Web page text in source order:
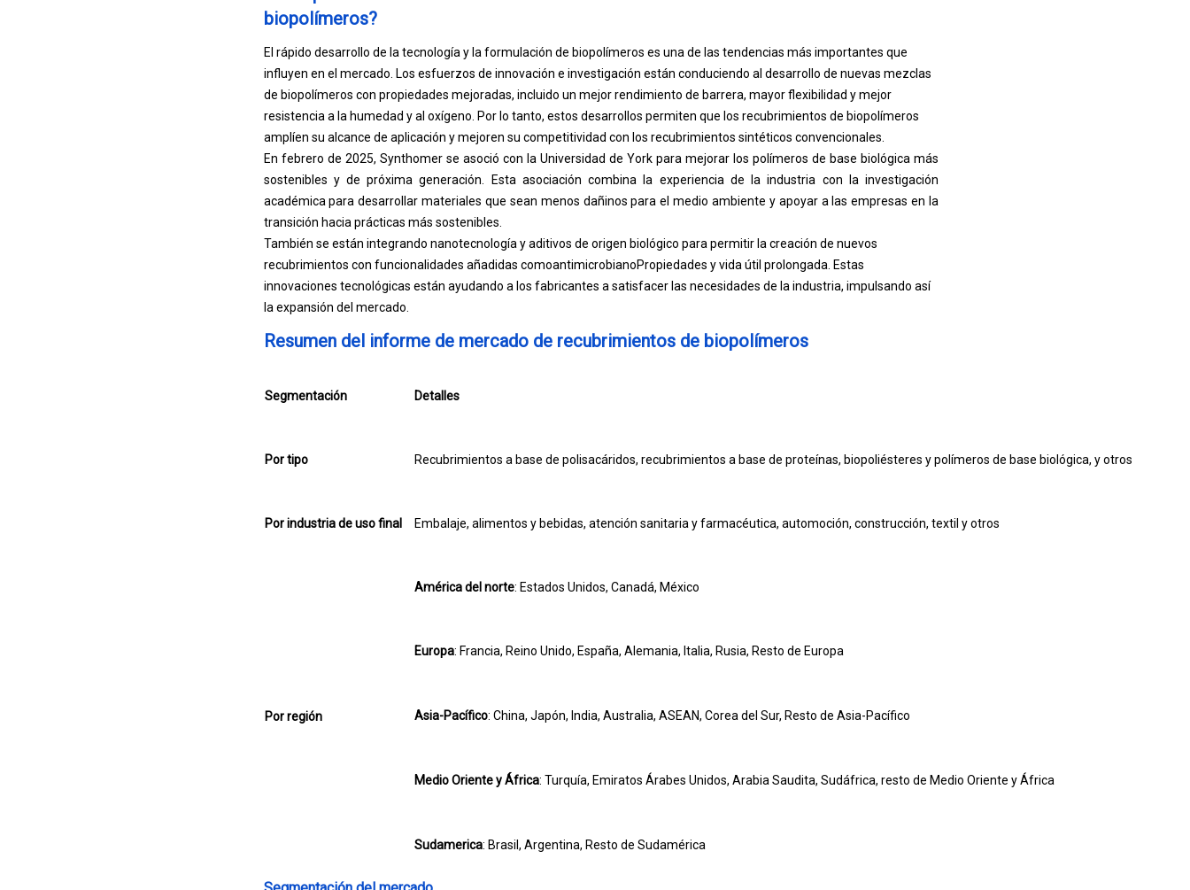
biopolímeros?
El rápido desarrollo de la tecnología y la formulación de biopolímeros es una de las tendencias más importantes que
influyen en el mercado. Los esfuerzos de innovación e investigación están conduciendo al desarrollo de nuevas mezclas
de biopolímeros con propiedades mejoradas, incluido un mejor rendimiento de barrera, mayor flexibilidad y mejor
resistencia a la humedad y al oxígeno. Por lo tanto, estos desarrollos permiten que los recubrimientos de biopolímeros
amplíen su alcance de aplicación y mejoren su competitividad con los recubrimientos sintéticos convencionales.
En febrero de 2025, Synthomer se asoció con la Universidad de York para mejorar los polímeros de base biológica más
sostenibles y de próxima generación. Esta asociación combina la experiencia de la industria con la investigación
académica para desarrollar materiales que sean menos dañinos para el medio ambiente y apoyar a las empresas en la
transición hacia prácticas más sostenibles.
También se están integrando nanotecnología y aditivos de origen biológico para permitir la creación de nuevos
recubrimientos con funcionalidades añadidas comoantimicrobianoPropiedades y vida útil prolongada. Estas
innovaciones tecnológicas están ayudando a los fabricantes a satisfacer las necesidades de la industria, impulsando así
la expansión del mercado.
Resumen del informe de mercado de recubrimientos de biopolímeros
Segmentación Detalles
Por tipo Recubrimientos a base de polisacáridos, recubrimientos a base de proteínas, biopoliésteres y polímeros de base biológica, y otros
Por industria de uso final Embalaje, alimentos y bebidas, atención sanitaria y farmacéutica, automoción, construcción, textil y otros
Por región
América del norte: Estados Unidos, Canadá, México
Europa: Francia, Reino Unido, España, Alemania, Italia, Rusia, Resto de Europa
Asia-Pacífico: China, Japón, India, Australia, ASEAN, Corea del Sur, Resto de Asia-Pacífico
Medio Oriente y África: Turquía, Emiratos Árabes Unidos, Arabia Saudita, Sudáfrica, resto de Medio Oriente y África
Sudamerica: Brasil, Argentina, Resto de Sudamérica